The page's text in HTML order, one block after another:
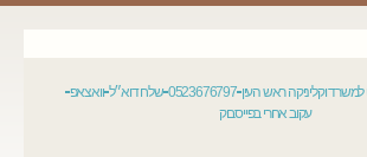
למשרד וקליניקה ראש העין 0523676797 שלח דוא״ל וואצאפ
עקוב אחרי בפייסבוק